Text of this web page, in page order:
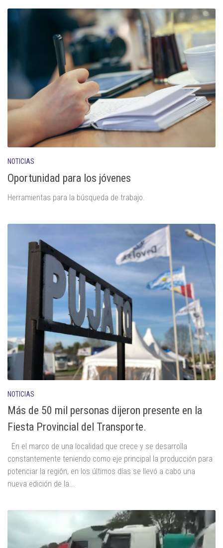
NOTICIAS
Oportunidad para los jóvenes
Herramientas para la búsqueda de trabajo.
NOTICIAS
Más de 50 mil personas dijeron presente en la
Fiesta Provincial del Transporte.
En el marco de una localidad que crece y se desarrolla
constantemente teniendo como eje principal la producción para
potenciar la región, en los últimos días se llevó a cabo una
nueva edición de la...